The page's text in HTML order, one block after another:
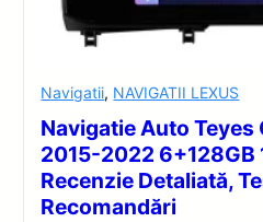
Navigatii, NAVIGATII LEXUS
Navigatie Auto Teyes
2015-2022
Recenzie Detaliată,
Recomandări